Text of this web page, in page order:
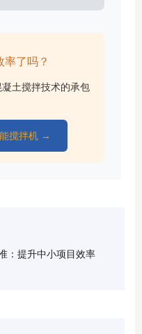
了吗？
土搅拌技术的承包
搅拌机 →
：提升中小项目效率